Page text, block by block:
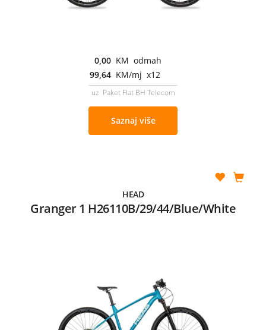
0,00 KM odmah
99,64 KM/mj x12
uz Paket Flat BH Telecom
Saznaj više
HEAD
Granger 1 H26110B/29/44/Blue/White